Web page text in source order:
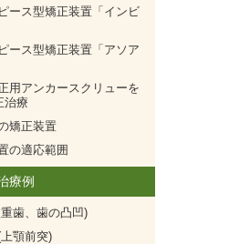
ース型矯正装置「インビ
ース型矯正装置「アソア
用アンカースクリューを
治療
矯正装置
の適応範囲
療例
歯、歯の凸凹)
顎前突)